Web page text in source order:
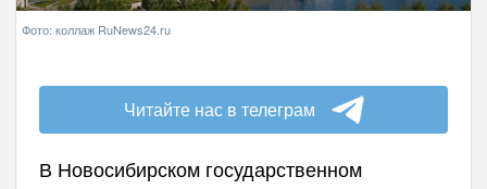
Фото: коллаж RuNews24.ru
Читайте нас в телеграм
В Новосибирском государственном